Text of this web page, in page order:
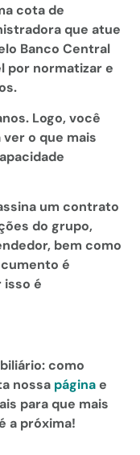
cota de
que atue
Banco Central
por normatizar e
Logo, você
o que mais
um contrato
do grupo,
bem como
é
é
como
nossa páginae
para que mais
a próxima!